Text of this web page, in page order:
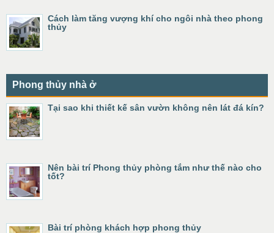
Cách làm tăng vượng khí cho ngôi nhà theo phong
thủy
Phong thủy nhà ở
Tại sao khi thiết kế sân vườn không nên lát đá kín?
Nên bài trí Phong thủy phòng tắm như thế nào cho
tốt?
Bài trí phòng khách hợp phong thủy